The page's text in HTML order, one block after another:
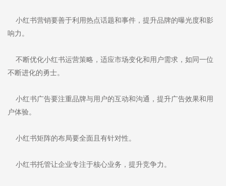
小红书营销要善于利用热点话题和事件，提升品牌的曝光度和影
响力。
不断优化小红书运营策略，适应市场变化和用户需求，如同一位
不断进化的勇士。
小红书广告要注重品牌与用户的互动和沟通，提升广告效果和用
户体验。
小红书矩阵的布局要全面且有针对性。
小红书托管让企业专注于核心业务，提升竞争力。